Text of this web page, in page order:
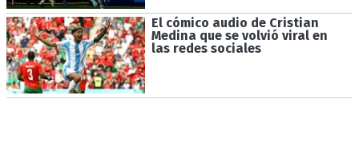
El cómico audio de Cristian
Medina que se volvió viral en
las redes sociales